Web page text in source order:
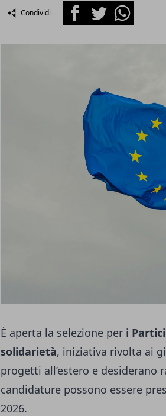
Condividi FacebookTwitterWhatsapp
È aperta la selezione per i
solidarietà, iniziativa rivolta ai
progetti all’estero e desiderano
candidature possono essere
2026.